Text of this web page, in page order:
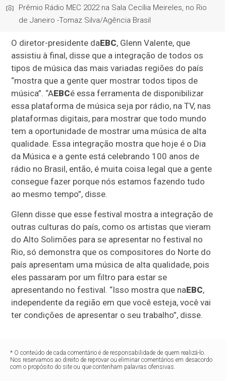
Prêmio Rádio MEC 2022 na Sala Cecília Meireles, no Rio
de Janeiro -Tomaz Silva/Agência Brasil
O diretor-presidente daEBC, Glenn Valente, que
assistiu à final, disse que a integração de todos os
tipos de música das mais variadas regiões do país
“mostra que a gente quer mostrar todos tipos de
música”. “AEBCé essa ferramenta de disponibilizar
essa plataforma de música seja por rádio, na TV, nas
plataformas digitais, para mostrar que todo mundo
tem a oportunidade de mostrar uma música de alta
qualidade. Essa integração mostra que hoje é o Dia
da Música e a gente está celebrando 100 anos de
rádio no Brasil, então, é muita coisa legal que a gente
consegue fazer porque nós estamos fazendo tudo
ao mesmo tempo”, disse.
Glenn disse que esse festival mostra a integração de
outras culturas do país, como os artistas que vieram
do Alto Solimões para se apresentar no festival no
Rio, só demonstra que os compositores do Norte do
país apresentam uma música de alta qualidade, pois
eles passaram por um filtro para estar se
apresentando no festival. “Isso mostra que naEBC,
independente da região em que você esteja, você vai
ter condições de apresentar o seu trabalho”, disse.
* O conteúdo de cada comentário é de responsabilidade de quem realizá-lo.
Nos reservamos ao direito de reprovar ou eliminar comentários em desacordo
com o propósito do site ou que contenham palavras ofensivas.